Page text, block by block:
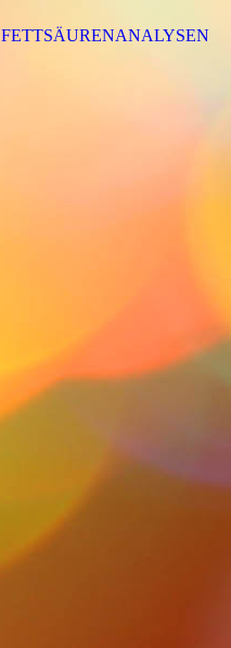
FETTSÄURENANALYSEN